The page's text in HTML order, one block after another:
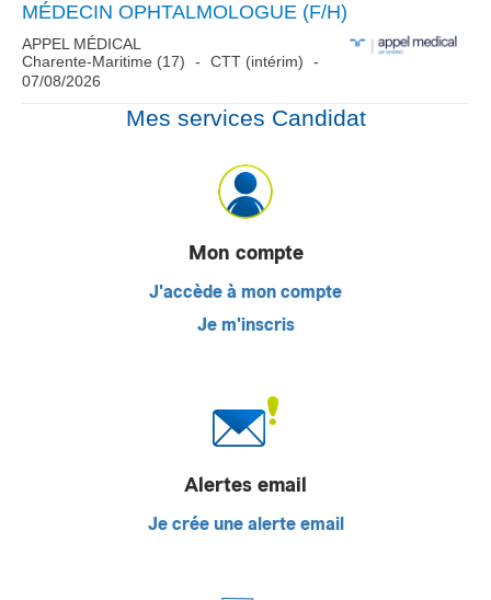
MÉDECIN OPHTALMOLOGUE (F/H)
APPEL MÉDICAL
Charente-Maritime (17)
CTT (intérim)
07/08/2026
Mes services Candidat
Mon compte
J'accède à mon compte
Je m'inscris
Alertes email
Je crée une alerte email